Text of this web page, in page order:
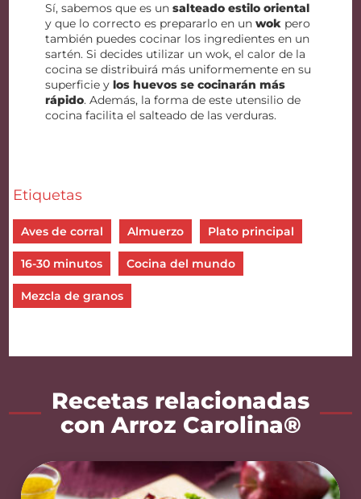
Sí, sabemos que es unsalteado estilo oriental
y que lo correcto es prepararlo en unwok pero
también puedes cocinar los ingredientes en un
sartén. Si decides utilizar un wok, el calor de la
cocina se distribuirá más uniformemente en su
superficie ylos huevos se cocinarán más
rápido. Además, la forma de este utensilio de
cocina facilita el salteado de las verduras.
Etiquetas
Aves de corral Almuerzo Plato principal
16-30 minutos Cocina del mundo
Mezcla de granos
Recetas relacionadas
con Arroz Carolina®